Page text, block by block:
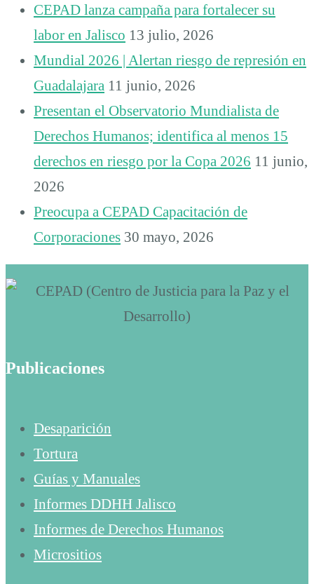
CEPAD lanza campaña para fortalecer su
labor en Jalisco 13 julio, 2026
Mundial 2026 | Alertan riesgo de represión en
Guadalajara 11 junio, 2026
Presentan el Observatorio Mundialista de
Derechos Humanos; identifica al menos 15
derechos en riesgo por la Copa 2026 11 junio,
2026
Preocupa a CEPAD Capacitación de
Corporaciones 30 mayo, 2026
Publicaciones
Desaparición
Tortura
Guías y Manuales
Informes DDHH Jalisco
Informes de Derechos Humanos
Micrositios